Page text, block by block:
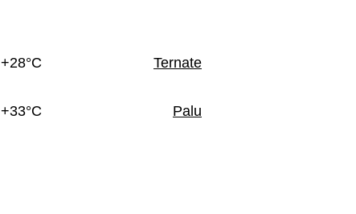
+28°C Ternate
+33°C Palu